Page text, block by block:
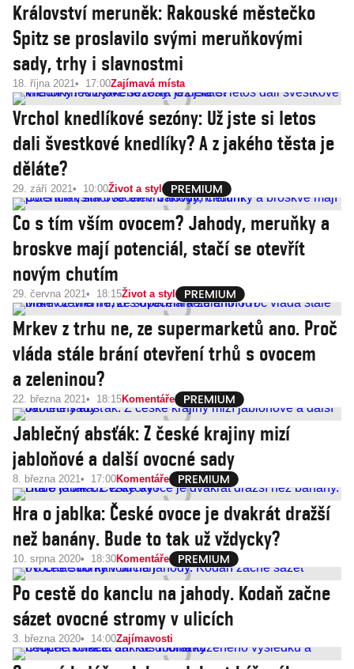
Království meruněk: Rakouské městečko
Spitz se proslavilo svými meruňkovými
sady, trhy i slavnostmi
18. října 2021 17:00Zajímavá místa
Vrchol knedlíkové sezóny: Už jste si letos
dali švestkové knedlíky? A z jakého těsta je
děláte?
29. září 2021 10:00Život a styl
Co s tím vším ovocem? Jahody, meruňky a
broskve mají potenciál, stačí se otevřít
novým chutím
29. června 2021 18:15Život a styl
Mrkev z trhu ne, ze supermarketů ano. Proč
vláda stále brání otevření trhů s ovocem
a zeleninou?
22. března 2021 18:15Komentáře
Jablečný absťák: Z české krajiny mizí
jabloňové a další ovocné sady
8. března 2021 17:00Komentáře
Hra o jablka: České ovoce je dvakrát dražší
než banány. Bude to tak už vždycky?
10. srpna 2020 18:30Komentáře
Po cestě do kanclu na jahody. Kodaň začne
sázet ovocné stromy v ulicích
3. března 2020 14:00Zajímavosti